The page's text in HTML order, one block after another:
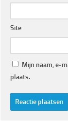
Site
Mijn naam, e-
plaats.